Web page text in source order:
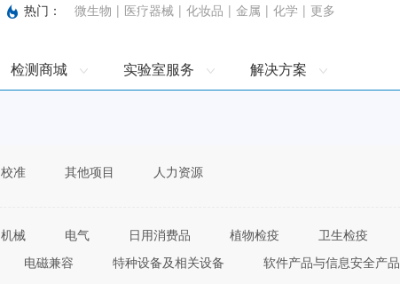
热门： 微生物 | 医疗器械 | 化妆品 | 金属 | 化学 | 更多
检测商城 实验室服务 解决方案
校准 其他项目 人力资源
机械 电气 日用消费品 植物检疫 卫生检疫
电磁兼容 特种设备及相关设备 软件产品与信息安全产品